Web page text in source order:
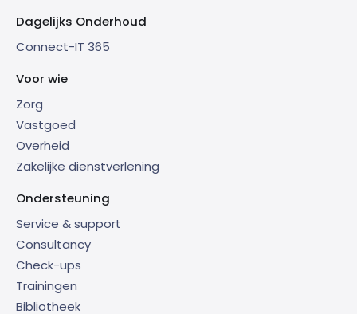
Dagelijks Onderhoud
Connect-IT 365
Voor wie
Zorg
Vastgoed
Overheid
Zakelijke dienstverlening
Ondersteuning
Service & support
Consultancy
Check-ups
Trainingen
Bibliotheek